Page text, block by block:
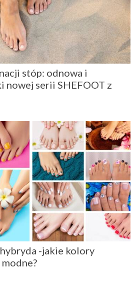
stóp: odnowa i
nowej serii SHEFOOT z
-jakie kolory